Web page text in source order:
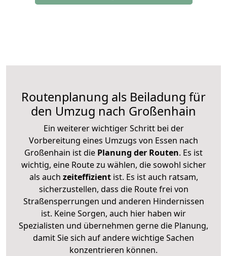
Routenplanung als Beiladung für
den Umzug nach Großenhain
Ein weiterer wichtiger Schritt bei der
Vorbereitung eines Umzugs von Essen nach
Großenhain ist die Planung der Routen. Es ist
wichtig, eine Route zu wählen, die sowohl sicher
als auch zeiteffizientist. Es ist auch ratsam,
sicherzustellen, dass die Route frei von
Straßensperrungen und anderen Hindernissen
ist. Keine Sorgen, auch hier haben wir
Spezialisten und übernehmen gerne die Planung,
damit Sie sich auf andere wichtige Sachen
konzentrieren können.